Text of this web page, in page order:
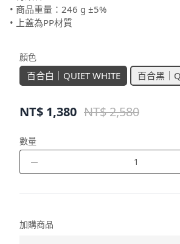
• 商品重量：246 g ±5%
• 上蓋為PP材質
顏色
百合白｜QUIET WHITE 百合黑｜
NT$ 1,380 NT$ 2,580
數量
－
加購商品